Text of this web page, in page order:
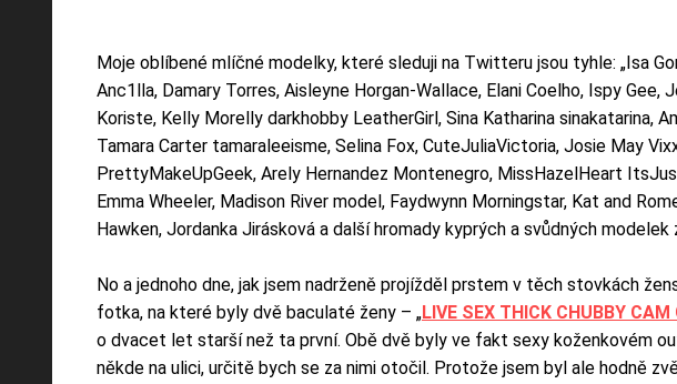
Moje oblíbené mlíčné modelky, které sleduji na Twitteru jsou tyhle: „Isa
Anc1lla, Damary Torres, Aisleyne Horgan-Wallace, Elani Coelho, Ispy
Koriste, Kelly Morelly darkhobby LeatherGirl, Sina Katharina sinakatarina,
Tamara Carter tamaraleeisme, Selina Fox, CuteJuliaVictoria, Josie May
PrettyMakeUpGeek, Arely Hernandez Montenegro, MissHazelHeart
Emma Wheeler, Madison River model, Faydwynn Morningstar, Kat and
Hawken, Jordanka Jirásková a další hromady kyprých a svůdných modelek
No a jednoho dne, jak jsem nadrženě projížděl prstem v těch stovkách
fotka, na které byly dvě baculaté ženy – „LIVE SEX THICK CHUBBY CAM
o dvacet let starší než ta první. Obě dvě byly ve fakt sexy koženkovém
někde na ulici, určitě bych se za nimi otočil. Protože jsem byl ale hodně